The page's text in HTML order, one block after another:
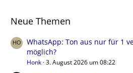
Neue Themen
WhatsApp: Ton aus nur für 1
möglich?
Honk 3. August 2026 um 08:22